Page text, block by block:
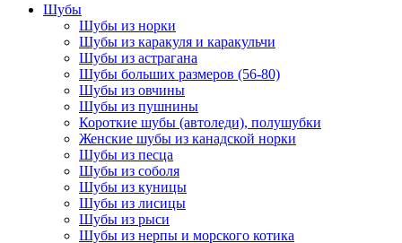
Шубы
Шубы из норки
Шубы из каракуля и каракульчи
Шубы из астрагана
Шубы больших размеров (56-80)
Шубы из овчины
Шубы из пушнины
Короткие шубы (автоледи), полушубки
Женские шубы из канадской норки
Шубы из песца
Шубы из соболя
Шубы из куницы
Шубы из лисицы
Шубы из рыси
Шубы из нерпы и морского котика